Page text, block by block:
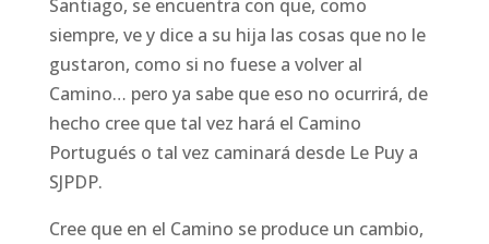
Santiago, se encuentra con que, como
siempre, ve y dice a su hija las cosas que no le
gustaron, como si no fuese a volver al
Camino… pero ya sabe que eso no ocurrirá, de
hecho cree que tal vez hará el Camino
Portugués o tal vez caminará desde Le Puy a
SJPDP.
Cree que en el Camino se produce un cambio,